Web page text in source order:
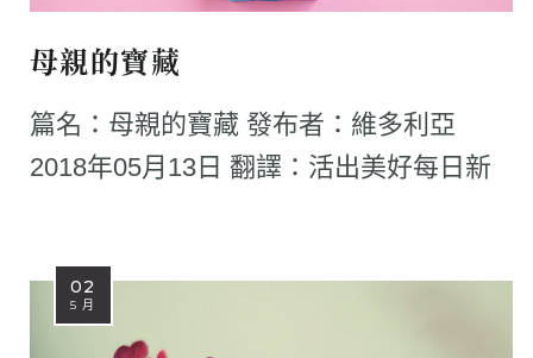
母親的寶藏
篇名：母親的寶藏 發布者：維多利亞
2018年05月13日 翻譯：活出美好每日新
02
5 月